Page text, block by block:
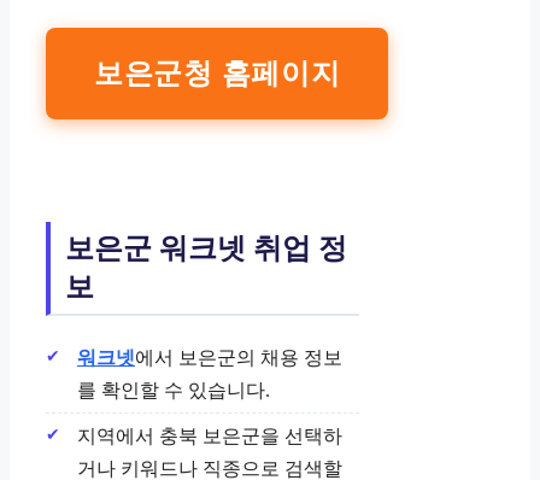
보은군청 홈페이지
보은군 워크넷 취업 정
보
워크넷에서 보은군의 채용 정보
를 확인할 수 있습니다.
지역에서 충북 보은군을 선택하
거나 키워드나 직종으로 검색할